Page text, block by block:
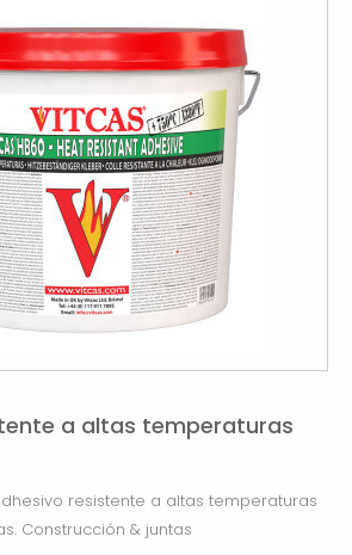
a altas temperaturas
resistente a altas temperaturas
Construcción & juntas